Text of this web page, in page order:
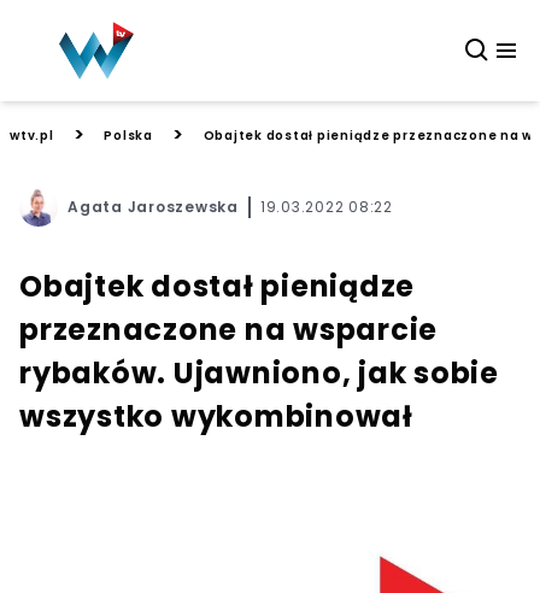
wtv.pl > Polska > Obajtek dostał pieniądze przeznaczone na
Agata Jaroszewska 19.03.2022 08:22
Obajtek dostał pieniądze
przeznaczone na wsparcie
rybaków. Ujawniono, jak sobie
wszystko wykombinował